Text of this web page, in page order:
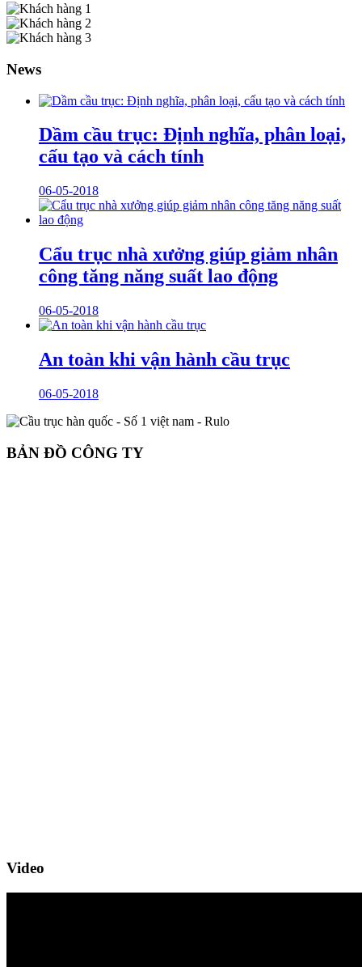
News
Dầm cầu trục: Định nghĩa, phân loại,
cấu tạo và cách tính
06-05-2018
Cẩu trục nhà xưởng giúp giảm nhân
công tăng năng suất lao động
06-05-2018
An toàn khi vận hành cầu trục
06-05-2018
BẢN ĐỒ CÔNG TY
Video